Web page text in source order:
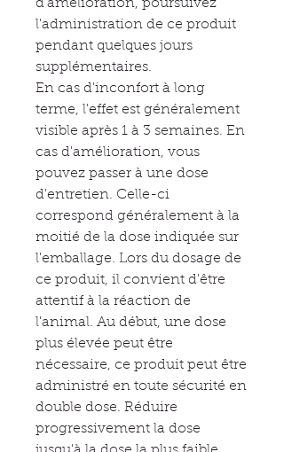
d'amélioration, poursuivez
l'administration de ce produit
pendant quelques jours
supplémentaires.
En cas d'inconfort à long
terme, l'effet est généralement
visible après 1 à 3 semaines. En
cas d'amélioration, vous
pouvez passer à une dose
d'entretien. Celle-ci
correspond généralement à la
moitié de la dose indiquée sur
l'emballage. Lors du dosage de
ce produit, il convient d'être
attentif à la réaction de
l'animal. Au début, une dose
plus élevée peut être
nécessaire, ce produit peut être
administré en toute sécurité en
double dose. Réduire
progressivement la dose